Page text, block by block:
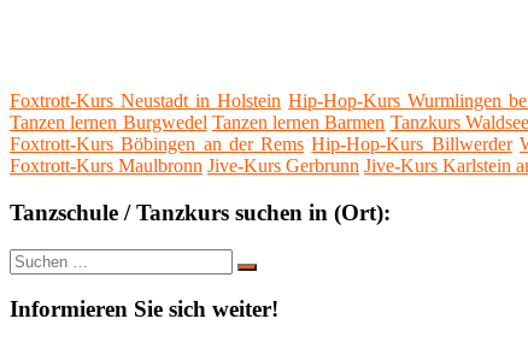
Foxtrott-Kurs Neustadt in Holstein Hip-Hop-Kurs Wurmlingen
Tanzen lernen Burgwedel Tanzen lernen Barmen Tanzkurs
Foxtrott-Kurs Böbingen an der Rems Hip-Hop-Kurs Billwerder
Foxtrott-Kurs Maulbronn Jive-Kurs Gerbrunn Jive-Kurs Karlstein
Tanzschule / Tanzkurs suchen in (Ort):
Suche
nach:
Suchen
Informieren Sie sich weiter!